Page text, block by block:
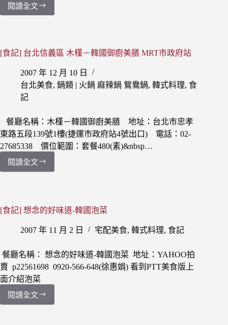
食
炒
糕
閱讀全文
[食
市
安
區
韓
餐
廳
–
韓
琳
[食記] 台北信義區 木槿－韓國御廚美膳 MRT市政府站
2007 年 12 月 10 日
台北美食, 鍋類 | 火鍋 麻辣鍋 鴛鴦鍋, 韓式料理, 食
記
餐廳名稱：木槿－韓國御廚美膳 地址：台北市忠孝
東路五段139號1樓(捷運市政府站4號出口) 電話：02-
27685338 價位範圍：套餐480(素)&nbsp…
閱讀全文
[食
信
區
槿
－
韓
國
御
廚
[食記] 想念的好味道-韓國泡菜
2007 年 11 月 2 日 宅配美食 韓式料理 食記
餐廳名稱： 想念的好味道-韓國泡菜 地址：YAHOO拍
賣 p22561698 0920-566-648(徐惠娟) 看到PTT美食版上
面介紹泡菜
閱讀全文
[食